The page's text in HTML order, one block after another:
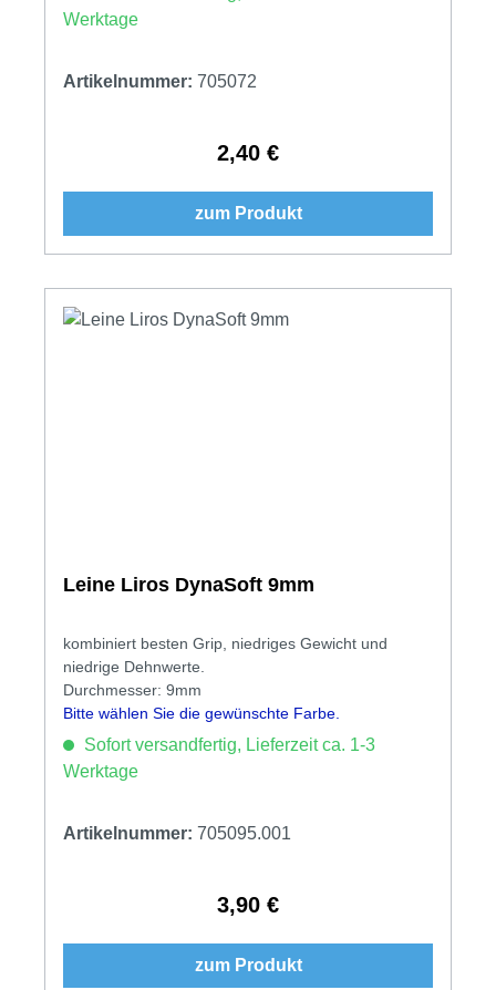
Werktage
Artikelnummer: 705072
Regulärer Preis:
2,40 €
zum Produkt
Leine Liros DynaSoft 9mm
kombiniert besten Grip, niedriges Gewicht und
niedrige Dehnwerte.
Durchmesser: 9mm
Bitte wählen Sie die gewünschte Farbe.
Sofort versandfertig, Lieferzeit ca. 1-3
Werktage
Artikelnummer: 705095.001
Regulärer Preis:
3,90 €
zum Produkt